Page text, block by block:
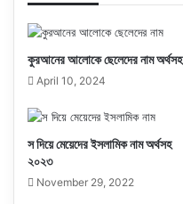
কুরআনের আলোকে ছেলেদের নাম অর্থসহ
April 10, 2024
স দিয়ে মেয়েদের ইসলামিক নাম অর্থসহ
২০২৩
November 29, 2022